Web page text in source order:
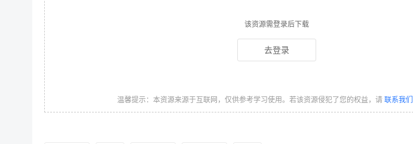
该资源需登录后下载
去登录
温馨提示：本资源来源于互联网，仅供参考学习使用。若该资源侵犯了您的权益，请 联系我们